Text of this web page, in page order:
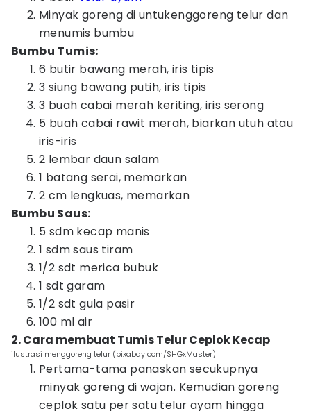
Minyak goreng di untukenggoreng telur dan
menumis bumbu
Bumbu Tumis:
6 butir bawang merah, iris tipis
3 siung bawang putih, iris tipis
3 buah cabai merah keriting, iris serong
5 buah cabai rawit merah, biarkan utuh atau
iris-iris
2 lembar daun salam
1 batang serai, memarkan
2 cm lengkuas, memarkan
Bumbu Saus:
5 sdm kecap manis
1 sdm saus tiram
1/2 sdt merica bubuk
1 sdt garam
1/2 sdt gula pasir
100 ml air
2. Cara membuat Tumis Telur Ceplok Kecap
ilustrasi menggoreng telur (pixabay com/SHGxMaster)
Pertama-tama panaskan secukupnya
minyak goreng di wajan. Kemudian goreng
ceplok satu per satu telur ayam hingga